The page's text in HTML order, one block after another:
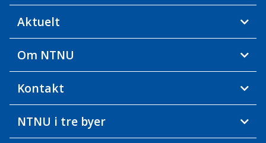
Aktuelt
Om NTNU
Kontakt
NTNU i tre byer